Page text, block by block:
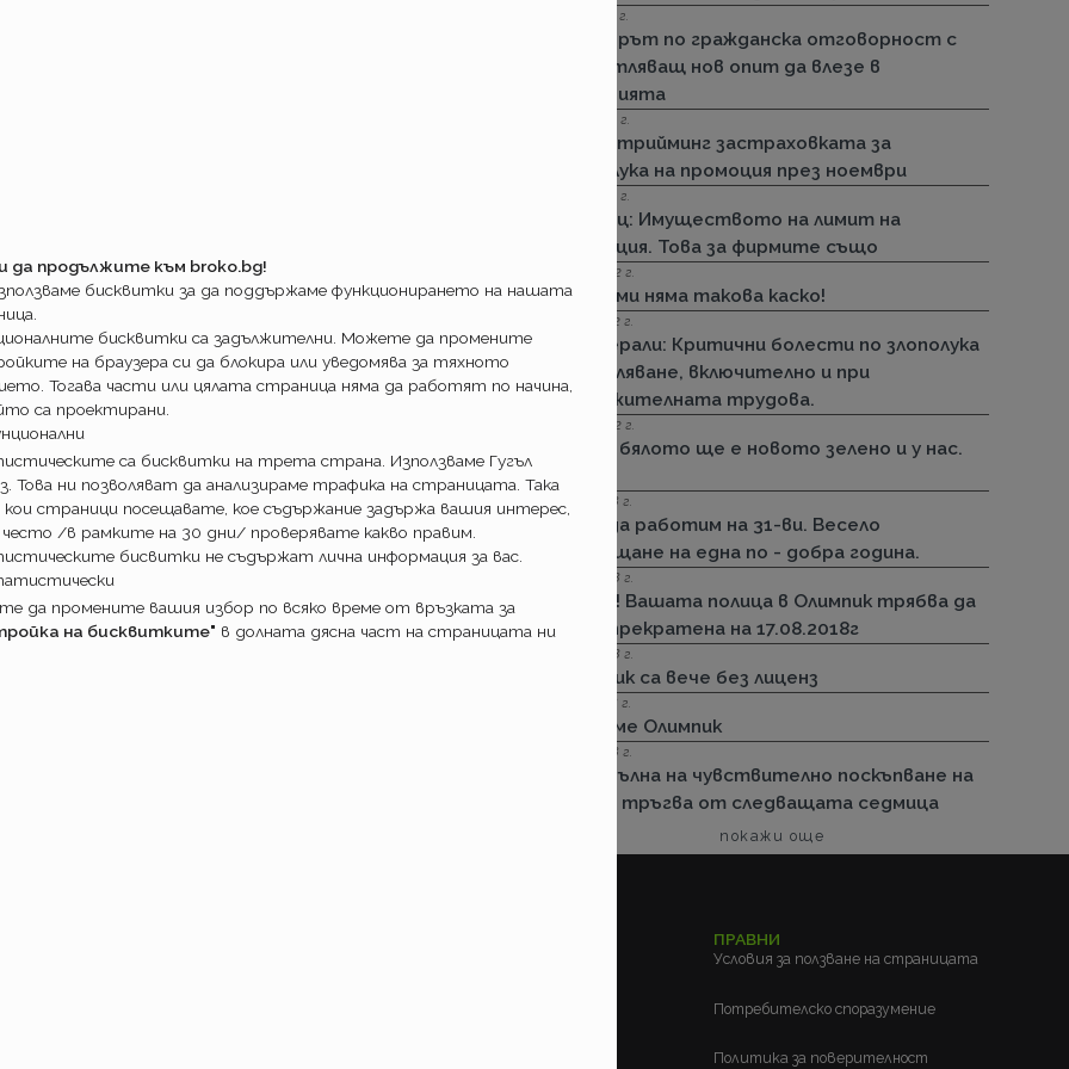
Олимпик. Докато всички на пазара се
(четете го надраснали поне
предлага по- изгодните си
досегашните числа варират от малко
при най- безрисковите региони до
Бургас и София област. Като минусът
месеци -8,27%!
на пръв поглед предложението на
на такава стратегия. Българският
на колите под 10г. е малко над 18%. Като
които изборът на застраховател е
брой лизингодатели, числото пада
по гражданска
за България. Това означава, че
за всички задължителни по кодекс
две безплатни разширения на
Турция от по 21 дни.
на въпроса ни „къде обичайно се
отговорите България, ЕИП, Сърбия,
възнамерявате да пътувате до други
Албания, Русия и т.н. Гражданската
да бъде разширена за там.
15.11.2022 г.
Стикерът по гражданска отговорност с
впечатляващ нов опит да влезе в
историята
01.11.2022 г.
ДЗИ: Стрийминг застраховката за
злополука на промоция през ноември
01.11.2022 г.
Армеец: Имуществото на лимит на
промоция. Това за фирмите също
23.09.2022 г.
ДЗИ: Ами няма такова каско!
21.09.2022 г.
Дженерали: Критични болести по злополука
и заболяване, включително и при
задължителната трудова.
25.08.2022 г.
Черно бялото ще е новото зелено и у нас.
29.12.2018 г.
Няма да работим на 31-ви. Весело
посрещане на една по - добра година.
13.08.2018 г.
Важно! Вашата полица в Олимпик трябва да
бъде прекратена на 17.08.2018г
26.07.2018 г.
Олимпик са вече без лиценз
11.05.2018 г.
Спираме Олимпик
25.01.2018 г.
Нова вълна на чувствително поскъпване на
ГО-то тръгва от следващата седмица
покажи още
ПРАВНИ
Условия за ползване на страницата
Потребителско споразумение
Политика за поверителност
да продължите към broko.bg!
бисквитки за да поддържаме функционирането на нашата
бисквитки са задължителни. Можете да промените
на браузера си да блокира или уведомява за тяхното
Тогава части или цялата страница няма да работят по начина,
са проектирани.
са бисквитки на трета страна. Използваме Гугъл
Това ни позволяват да анализираме трафика на страницата. Така
кои страници посещавате, кое съдържание задържа вашия интерес,
често /в рамките на 30 дни/ проверявате какво правим.
бисвитки не съдържат лична информация за вас.
да промените вашия избор по всяко време от връзката за
на бисквитките" в долната дясна част на страницата ни